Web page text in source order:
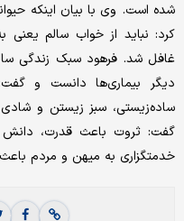
شده است. وی با بیان اینکه
کرد: نباید از خواب سالم
غافل شد. فرهود سبک زندگی
دیگر بیماری‌‌‌ها دانست و
ساده‌زیستی، سبز زیستن و
گفت: ثروت باعث قدرت،
خدمتگزاری به میهن و مردم